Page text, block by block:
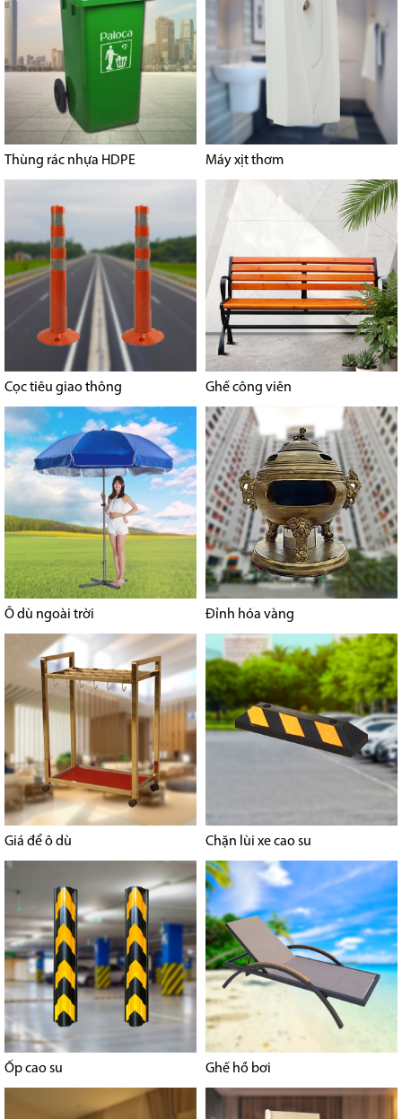
Thùng rác nhựa HDPE Máy xịt thơm
Cọc tiêu giao thông Ghế công viên
Ô dù ngoài trời Đỉnh hóa vàng
Giá để ô dù Chặn lùi xe cao su
Ốp cao su Ghế hồ bơi